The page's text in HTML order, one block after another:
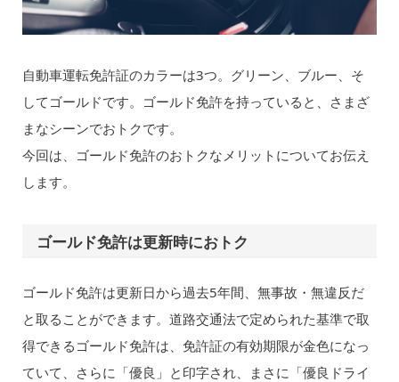
自動車運転免許証のカラーは3つ。グリーン、ブルー、そ
してゴールドです。ゴールド免許を持っていると、さまざ
まなシーンでおトクです。
今回は、ゴールド免許のおトクなメリットについてお伝え
します。
ゴールド免許は更新時におトク
ゴールド免許は更新日から過去5年間、無事故・無違反だ
と取ることができます。道路交通法で定められた基準で取
得できるゴールド免許は、免許証の有効期限が金色になっ
ていて、さらに「優良」と印字され、まさに「優良ドライ